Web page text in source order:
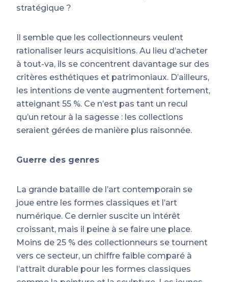
stratégique ?
Il semble que les collectionneurs veulent
rationaliser leurs acquisitions. Au lieu d’acheter
à tout-va, ils se concentrent davantage sur des
critères esthétiques et patrimoniaux. D’ailleurs,
les intentions de vente augmentent fortement,
atteignant 55 %. Ce n’est pas tant un recul
qu’un retour à la sagesse : les collections
seraient gérées de manière plus raisonnée.
Guerre des genres
La grande bataille de l’art contemporain se
joue entre les formes classiques et l’art
numérique. Ce dernier suscite un intérêt
croissant, mais il peine à se faire une place.
Moins de 25 % des collectionneurs se tournent
vers ce secteur, un chiffre faible comparé à
l’attrait durable pour les formes classiques